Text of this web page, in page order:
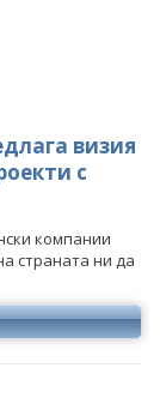
визия
с
компании
страната ни да